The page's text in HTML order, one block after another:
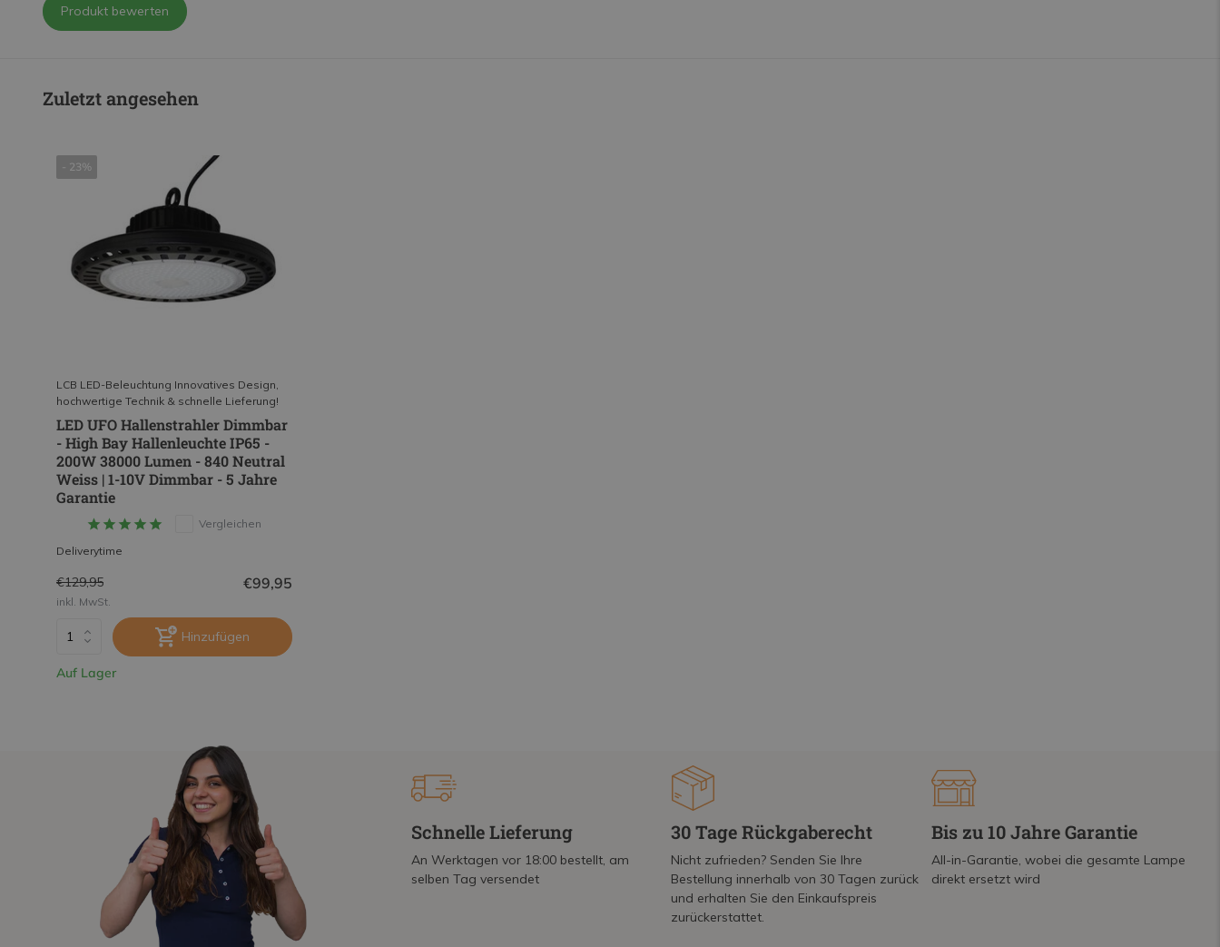
Produkt bewerten
Zuletzt angesehen
- 23%
LCB LED-Beleuchtung Innovatives Design,
hochwertige Technik & schnelle Lieferung!
LED UFO Hallenstrahler Dimmbar
- High Bay Hallenleuchte IP65 -
200W 38000 Lumen - 840 Neutral
Weiss | 1-10V Dimmbar - 5 Jahre
Garantie
Vergleichen
Deliverytime
€129,95 €99,95
inkl. MwSt.
Hinzufügen
Auf Lager
Schnelle Lieferung
An Werktagen vor 18:00 bestellt, am
selben Tag versendet
30 Tage Rückgaberecht
Nicht zufrieden? Senden Sie Ihre
Bestellung innerhalb von 30 Tagen zurück
und erhalten Sie den Einkaufspreis
zurückerstattet.
Bis zu 10 Jahre Garantie
All-in-Garantie, wobei die gesamte Lampe
direkt ersetzt wird